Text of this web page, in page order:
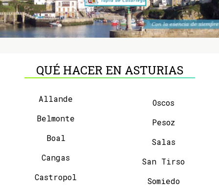
QUÉ HACER EN ASTURIAS
Allande
Belmonte
Boal
Cangas
Castropol
Oscos
Pesoz
Salas
San Tirso
Somiedo